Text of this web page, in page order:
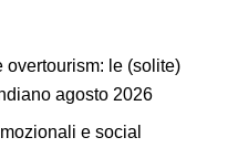
overtourism: le (solite)
agosto 2026
e social